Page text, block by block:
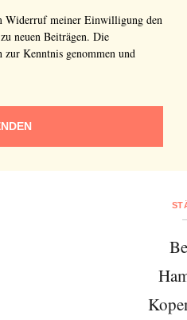
Widerruf meiner Einwilligung den
neuen Beiträgen. Die
zur Kenntnis genommen und